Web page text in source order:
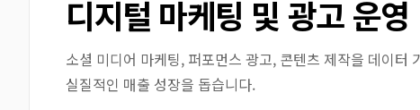
디지털 마케팅 및 광고 운영
소셜 미디어 마케팅, 퍼포먼스 광고, 콘텐츠 제작을 데이터
실질적인 매출 성장을 돕습니다.